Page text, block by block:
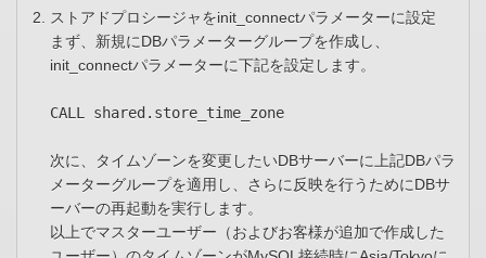
ストアドプロシージャをinit_connectパラメーターに設定
まず、新規にDBパラメーターグループを作成し、
init_connectパラメーターに下記を設定します。
CALL shared.store_time_zone
次に、タイムゾーンを変更したいDBサーバーに上記DBパラ
メーターグループを適用し、さらに反映を行うためにDBサ
ーバーの再起動を実行します。
以上でマスターユーザー（およびお客様が追加で作成した